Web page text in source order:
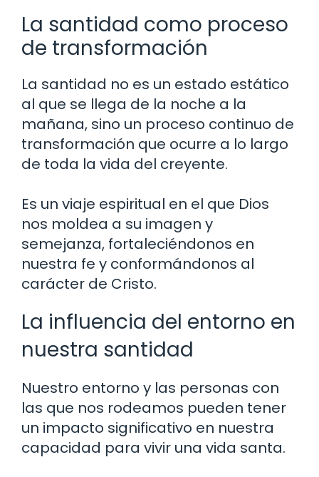
La santidad como proceso
de transformación
La santidad no es un estado estático
al que se llega de la noche a la
mañana, sino un proceso continuo de
transformación que ocurre a lo largo
de toda la vida del creyente.
Es un viaje espiritual en el que Dios
nos moldea a su imagen y
semejanza, fortaleciéndonos en
nuestra fe y conformándonos al
carácter de Cristo.
La influencia del entorno en
nuestra santidad
Nuestro entorno y las personas con
las que nos rodeamos pueden tener
un impacto significativo en nuestra
capacidad para vivir una vida santa.